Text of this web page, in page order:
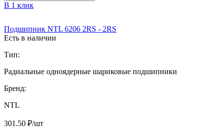
В 1 клик
Подшипник NTL 6206 2RS - 2RS
Есть в наличии
Тип:
Радиальные одноядерные шариковые подшипники
Бренд:
NTL
301.50 ₽/шт